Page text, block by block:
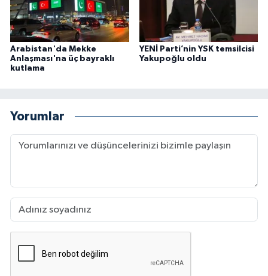
Arabistan'da Mekke
Anlaşması'na üç bayraklı
kutlama
YENİ Parti’nin YSK temsilcisi
Yakupoğlu oldu
Yorumlar